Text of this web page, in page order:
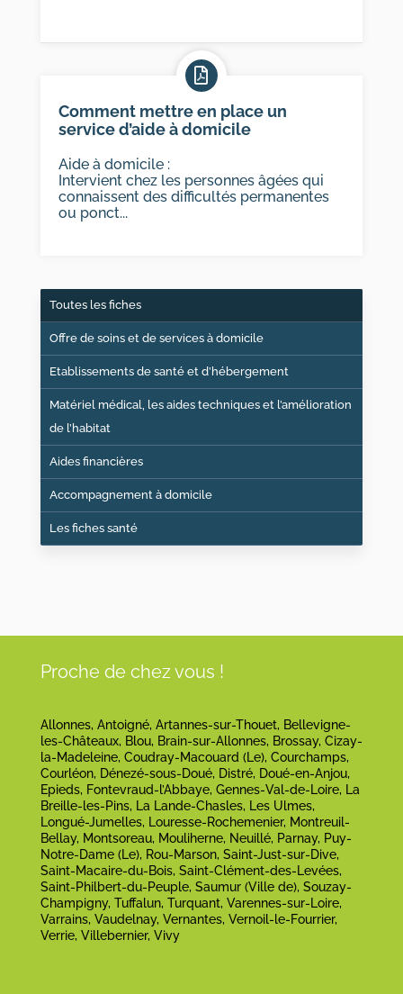
Comment mettre en place un
service d’aide à domicile
Aide à domicile :
Intervient chez les personnes âgées qui
connaissent des difficultés permanentes
ou ponct...
Toutes les fiches
Offre de soins et de services à domicile
Etablissements de santé et d’hébergement
Matériel médical, les aides techniques et l’amélioration
de l’habitat
Aides financières
Accompagnement à domicile
Les fiches santé
Proche de chez vous !
Allonnes, Antoigné, Artannes-sur-Thouet, Bellevigne-
les-Châteaux, Blou, Brain-sur-Allonnes, Brossay, Cizay-
la-Madeleine, Coudray-Macouard (Le), Courchamps,
Courléon, Dénezé-sous-Doué, Distré, Doué-en-Anjou,
Epieds, Fontevraud-l’Abbaye, Gennes-Val-de-Loire, La
Breille-les-Pins, La Lande-Chasles, Les Ulmes,
Longué-Jumelles, Louresse-Rochemenier, Montreuil-
Bellay, Montsoreau, Mouliherne, Neuillé, Parnay, Puy-
Notre-Dame (Le), Rou-Marson, Saint-Just-sur-Dive,
Saint-Macaire-du-Bois, Saint-Clément-des-Levées,
Saint-Philbert-du-Peuple, Saumur (Ville de), Souzay-
Champigny, Tuffalun, Turquant, Varennes-sur-Loire,
Varrains, Vaudelnay, Vernantes, Vernoil-le-Fourrier,
Verrie, Villebernier, Vivy